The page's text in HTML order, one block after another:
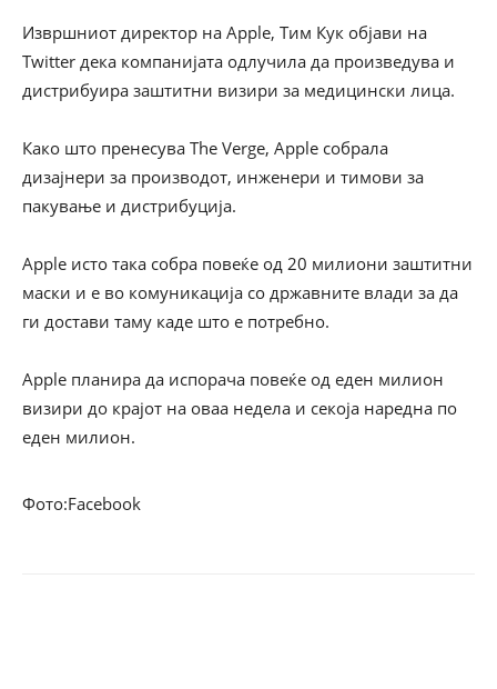
Извршниот директор на Apple, Тим Кук објави на
Тwitter дека компанијата одлучила да произведува и
дистрибуира заштитни визири за медицински лица.
Како што пренесува The Verge, Apple собрала
дизајнери за производот, инженери и тимови за
пакување и дистрибуција.
Apple исто така собра повеќе од 20 милиони заштитни
маски и е во комуникација со државните влади за да
ги достави таму каде што е потребно.
Apple планира да испорача повеќе од еден милион
визири до крајот на оваа недела и секоја наредна по
еден милион.
Фото:Facebook